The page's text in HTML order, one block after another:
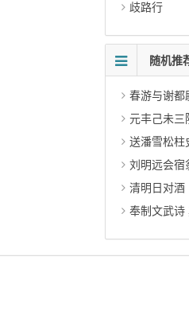
歧路行
随机推
春游与谢都
元丰己未三
送潘雪松柱
刘明远会宿
清明日对酒
奉制文武诗